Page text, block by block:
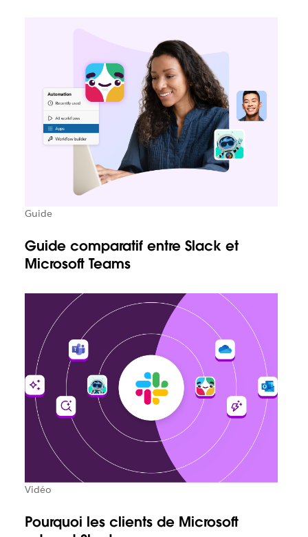
Guide
Guide comparatif entre Slack et
Microsoft Teams
Vidéo
Pourquoi les clients de Microsoft